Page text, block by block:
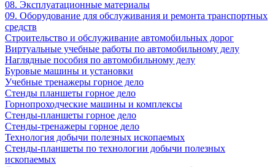
08. Эксплуатационные материалы
09. Оборудование для обслуживания и ремонта транспортных
средств
Строительство и обслуживание автомобильных дорог
Виртуальные учебные работы по автомобильному делу
Наглядные пособия по автомобильному делу
Буровые машины и установки
Учебные тренажеры горное дело
Стенды планшеты горное дело
Горнопроходческие машины и комплексы
Стенды-планшеты горное дело
Стенды-тренажеры горное дело
Технология добычи полезных ископаемых
Стенды-планшеты по технологии добычи полезных
ископаемых